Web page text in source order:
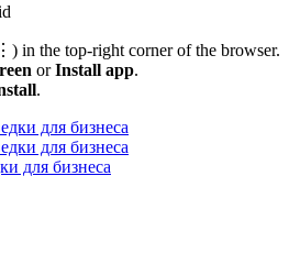
in the top-right corner of the browser.
orInstall app.
.
для бизнеса